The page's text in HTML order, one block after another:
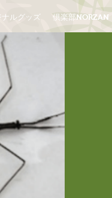
ナルグッズ 倶楽部NORZAN